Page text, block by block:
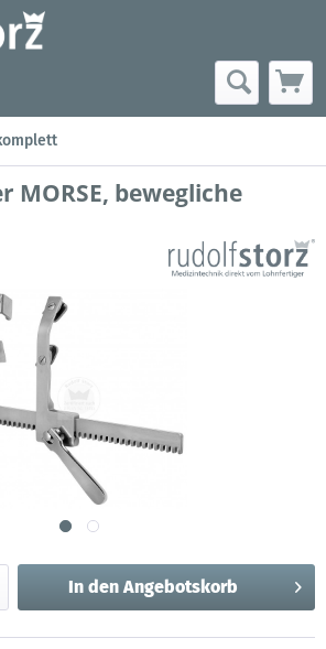
MORSE, bewegliche
In den Angebotskorb